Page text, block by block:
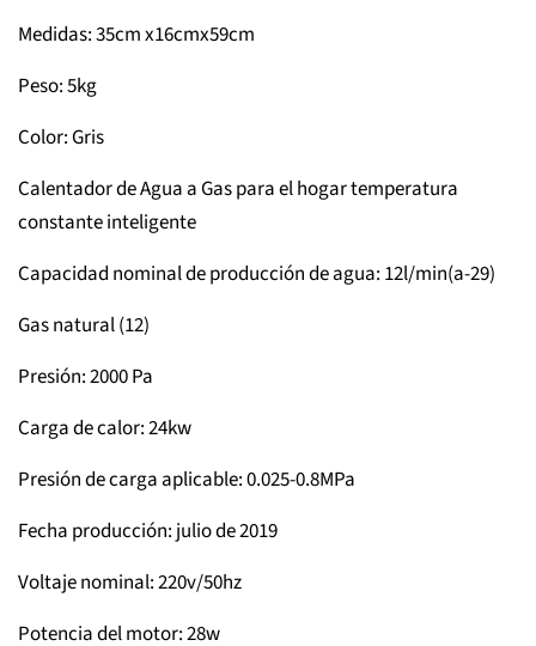
Medidas: 35cm x16cmx59cm
Peso: 5kg
Color: Gris
Calentador de Agua a Gas para el hogar temperatura
constante inteligente
Capacidad nominal de producción de agua: 12l/min(a-29)
Gas natural (12)
Presión: 2000 Pa
Carga de calor: 24kw
Presión de carga aplicable: 0.025-0.8MPa
Fecha producción: julio de 2019
Voltaje nominal: 220v/50hz
Potencia del motor: 28w